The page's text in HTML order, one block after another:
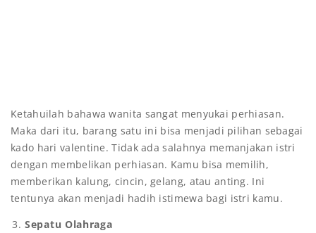
Ketahuilah bahawa wanita sangat menyukai perhiasan.
Maka dari itu, barang satu ini bisa menjadi pilihan sebagai
kado hari valentine. Tidak ada salahnya memanjakan istri
dengan membelikan perhiasan. Kamu bisa memilih,
memberikan kalung, cincin, gelang, atau anting. Ini
tentunya akan menjadi hadih istimewa bagi istri kamu.
Sepatu Olahraga